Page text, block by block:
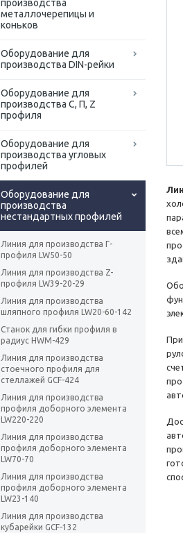
производства
металлочерепицы и
коньков
Оборудование для
производства DIN-рейки
Оборудование для
производства С, П, Z
профиля
Оборудование для
производства угловых
профилей
Оборудование для
производства
нестандартных профилей
Линия для производства Г-
профиля LW50-50
Линия для производства Z-
профиля LW39-20-29
Линия для производства
шляпного профиля LW20-60-142
Станок для гибки профиля в
радиус HWM-429
Линия для производства
стоечного профиля для
стеллажей GCF-424
Линия для производства
профиля доборного элемента
LW220-220
Линия для производства
профиля доборного элемента
LW70-70
Линия для производства
профиля доборного элемента
LW23-140
Линия для производства
кубарейки GCF-132